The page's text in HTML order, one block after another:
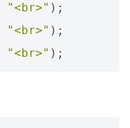
"<br>" );
"<br>" );
"<br>" );